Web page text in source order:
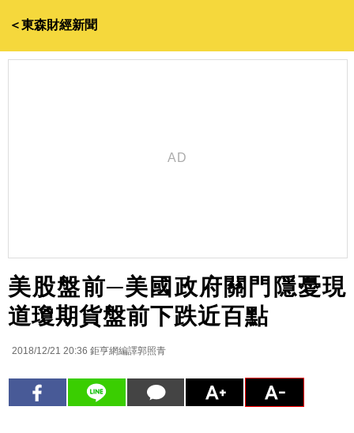
＜東森財經新聞
美股盤前─美國政府關門隱憂現
道瓊期貨盤前下跌近百點
2018/12/21 20:36 鉅亨網編譯郭照青